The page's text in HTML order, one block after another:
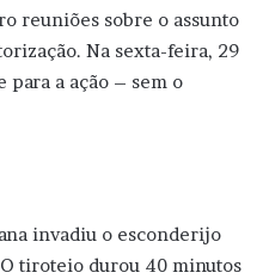
reuniões sobre o assunto
Na sexta-feira, 29
para a ação – sem o
invadiu o esconderijo
tiroteio durou 40 minutos